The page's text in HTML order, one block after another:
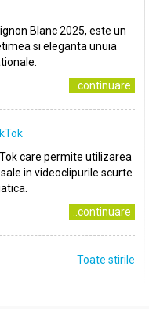
Blanc 2025, este un
si eleganta unuia
..continuare
care permite utilizarea
in videoclipurile scurte
..continuare
Toate stirile